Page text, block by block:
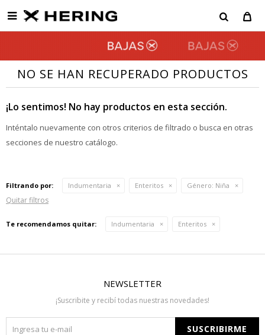

NO SE HAN RECUPERADO PRODUCTOS
¡Lo sentimos! No hay productos en esta sección.
Inténtalo nuevamente con otros criterios de filtrado o busca en otras
secciones de nuestro catálogo.
Filtrando por: Indumentaria Enteritos Género: Niña
Quitar filtros
Te recomendamos quitar: Indumentaria Enteritos
NEWSLETTER
¡Suscribite y recibí todas nuestras novedades!
SUSCRIBIRME